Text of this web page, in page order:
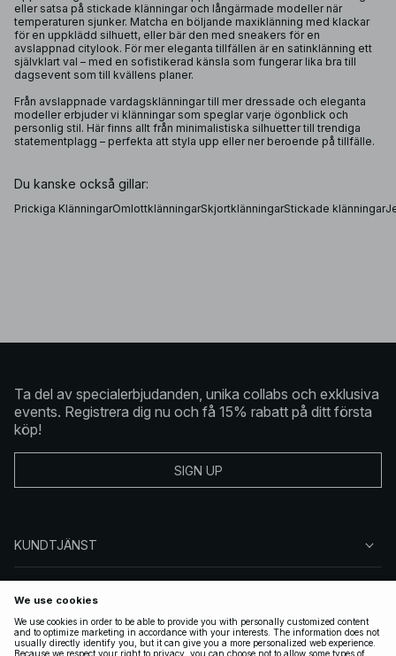
eller satsa på stickade klänningar och långärmade modeller när
temperaturen sjunker. Matcha en böljande maxiklänning med klackar
för en uppklädd silhuett, eller bär den med sneakers för en
avslappnad citylook. För mer eleganta tillfällen är en satinklänning ett
självklart val – med en sofistikerad känsla som fungerar lika bra till
dagsevent som till kvällens planer.
Från avslappnade vardagsklänningar till mer dressade och eleganta
modeller erbjuder vi klänningar som speglar varje ögonblick och
personlig stil. Här finns allt från minimalistiska silhuetter till trendiga
statementplagg – perfekta att styla upp eller ner beroende på tillfälle.
Du kanske också gillar:
Prickiga KlänningarOmlottklänningarSkjortklänningarStickade klänningar
Ta del av specialerbjudanden, unika collabs och exklusiva
events. Registrera dig nu och få 15% rabatt på ditt första
köp!
SIGN UP
KUNDTJÄNST
FÖLJ OSS